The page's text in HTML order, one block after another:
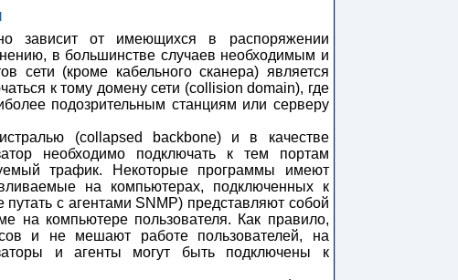
зависит от имеющихся в распоряжении
в большинстве случаев необходимым и
сети (кроме кабельного сканера) является
к тому домену сети (collision domain), где
подозрительным станциям или серверу
(collapsed backbone) и в качестве
необходимо подключать к тем портам
трафик. Некоторые программы имеют
на компьютерах, подключенных к
с агентами SNMP) представляют собой
на компьютере пользователя. Как правило,
и не мешают работе пользователей, на
и агенты могут быть подключены к